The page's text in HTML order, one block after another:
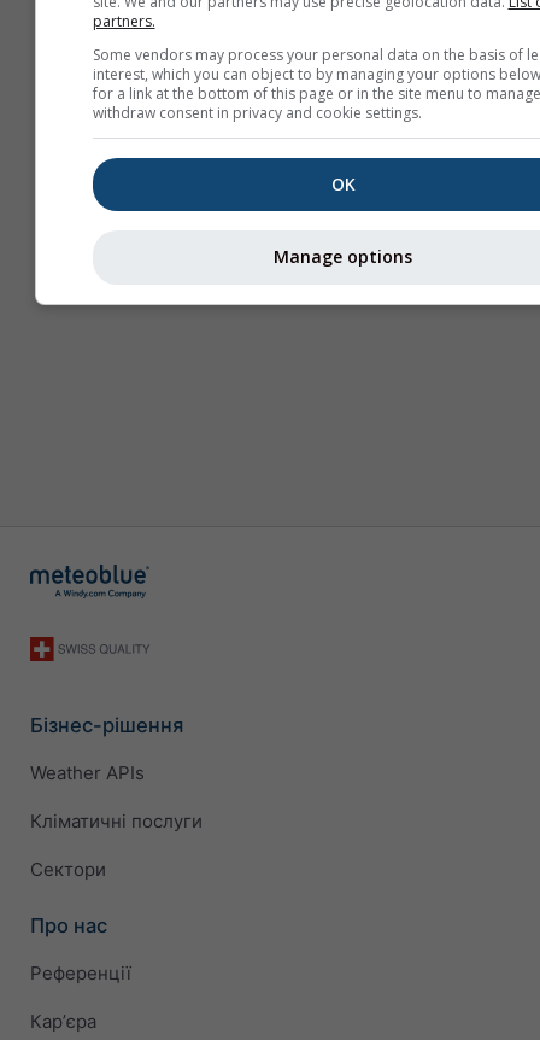
Докладніше
Бізнес-рішення
Weather APIs
Кліматичні послуги
Сектори
Про нас
Референції
Карʼєра
partners.
Some vendors may process your personal data on the basis of
interest, which you can object to by managing your options
for a link at the bottom of this page or in the site menu to
withdraw consent in privacy and cookie settings.
OK
Manage options